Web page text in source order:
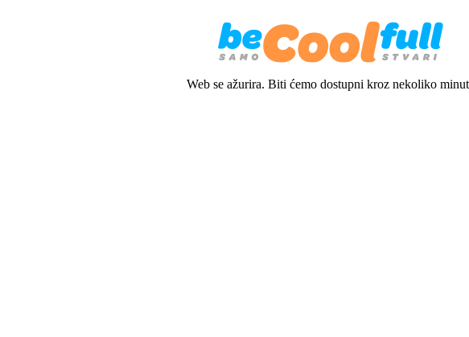
Web se ažurira. Biti ćemo dostupni kroz nekoliko